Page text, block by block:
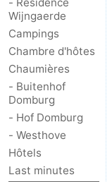
de
golf
Peche
Sportive
-
Equitation
Conduite
l'anneau
Boire
manger
Événements
Pratiques
Forum
Wijngaerde
Campings
Chambre d'hôtes
Chaumières
- Buitenhof
Domburg
- Hof Domburg
- Westhove
Hôtels
Last minutes